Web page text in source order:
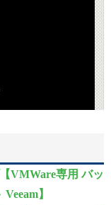
VMWare専用 バッ
】